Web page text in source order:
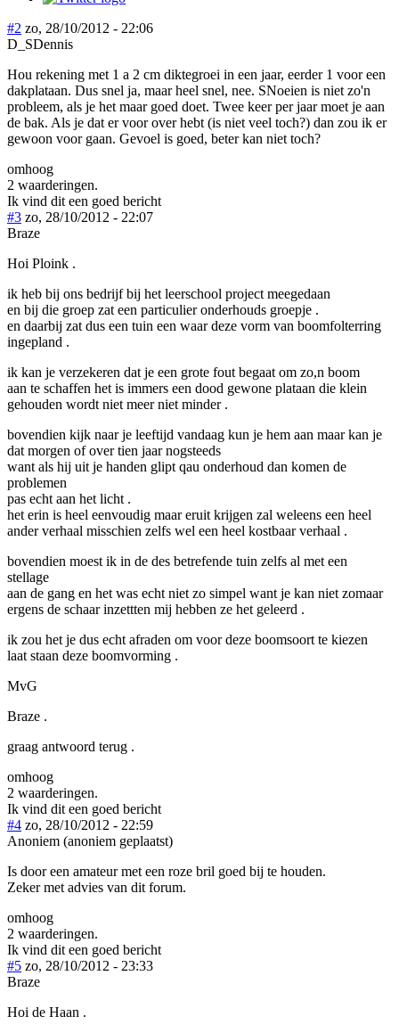
#2 zo, 28/10/2012 - 22:06
D_SDennis
Hou rekening met 1 a 2 cm diktegroei in een jaar, eerder 1 voor een
dakplataan. Dus snel ja, maar heel snel, nee. SNoeien is niet zo'n
probleem, als je het maar goed doet. Twee keer per jaar moet je aan
de bak. Als je dat er voor over hebt (is niet veel toch?) dan zou ik er
gewoon voor gaan. Gevoel is goed, beter kan niet toch?
omhoog
2 waarderingen.
Ik vind dit een goed bericht
#3 zo, 28/10/2012 - 22:07
Braze
Hoi Ploink .
ik heb bij ons bedrijf bij het leerschool project meegedaan
en bij die groep zat een particulier onderhouds groepje .
en daarbij zat dus een tuin een waar deze vorm van boomfolterring
ingepland .
ik kan je verzekeren dat je een grote fout begaat om zo,n boom
aan te schaffen het is immers een dood gewone plataan die klein
gehouden wordt niet meer niet minder .
bovendien kijk naar je leeftijd vandaag kun je hem aan maar kan je
dat morgen of over tien jaar nogsteeds
want als hij uit je handen glipt qau onderhoud dan komen de
problemen
pas echt aan het licht .
het erin is heel eenvoudig maar eruit krijgen zal weleens een heel
ander verhaal misschien zelfs wel een heel kostbaar verhaal .
bovendien moest ik in de des betrefende tuin zelfs al met een
stellage
aan de gang en het was echt niet zo simpel want je kan niet zomaar
ergens de schaar inzettten mij hebben ze het geleerd .
ik zou het je dus echt afraden om voor deze boomsoort te kiezen
laat staan deze boomvorming .
MvG
Braze .
graag antwoord terug .
omhoog
2 waarderingen.
Ik vind dit een goed bericht
#4 zo, 28/10/2012 - 22:59
Anoniem (anoniem geplaatst)
Is door een amateur met een roze bril goed bij te houden.
Zeker met advies van dit forum.
omhoog
2 waarderingen.
Ik vind dit een goed bericht
#5 zo, 28/10/2012 - 23:33
Braze
Hoi de Haan .